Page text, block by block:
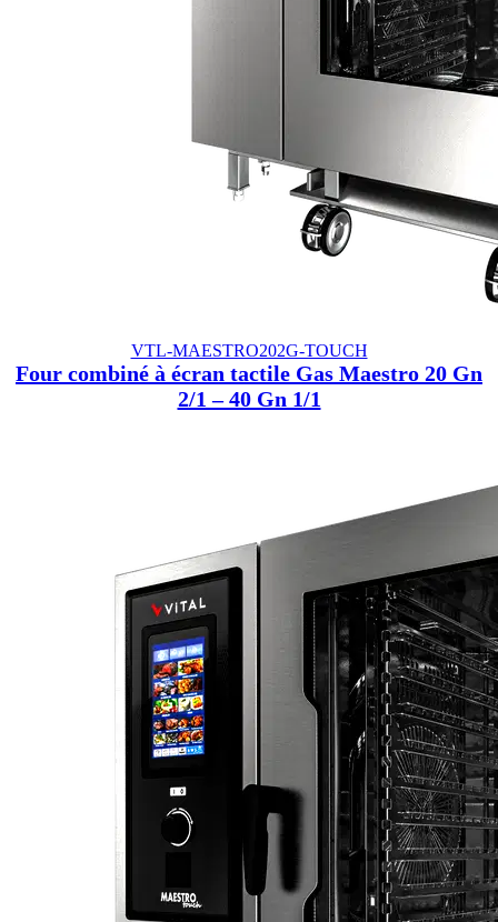
VTL-MAESTRO202G-TOUCH
Four combiné à écran tactile Gas Maestro 20 Gn
2/1 – 40 Gn 1/1